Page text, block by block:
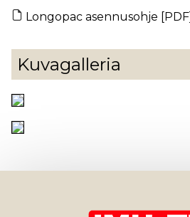
Kuvagalleria
Longopac asennusohje [PDF]